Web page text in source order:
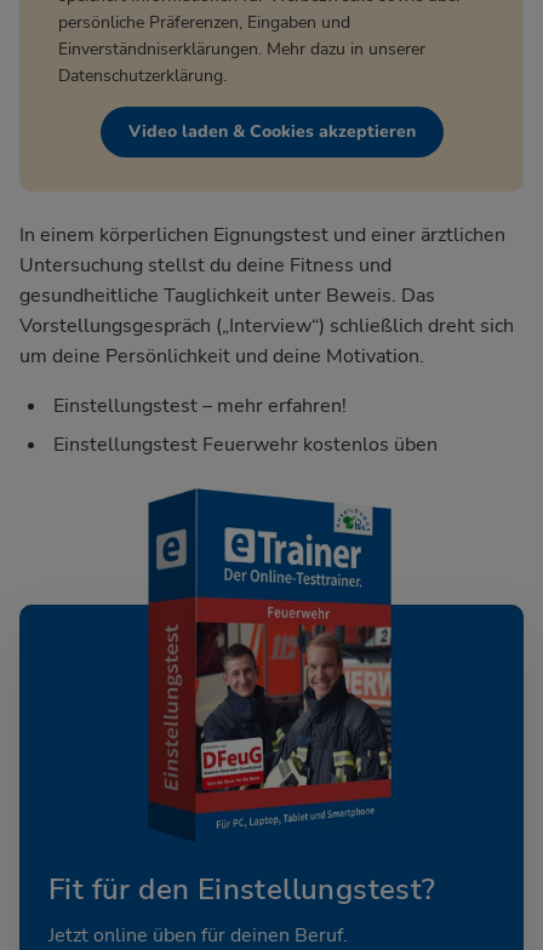
persönliche Präferenzen, Eingaben und
Einverständniserklärungen. Mehr dazu in unserer
Datenschutzerklärung.
Video laden & Cookies akzeptieren
In einem körperlichen Eignungstest und einer ärztlichen
Untersuchung stellst du deine Fitness und
gesundheitliche Tauglichkeit unter Beweis. Das
Vorstellungsgespräch („Interview“) schließlich dreht sich
um deine Persönlichkeit und deine Motivation.
Einstellungstest – mehr erfahren!
Einstellungstest Feuerwehr kostenlos üben
Fit für den Einstellungstest?
Jetzt online üben für deinen Beruf.